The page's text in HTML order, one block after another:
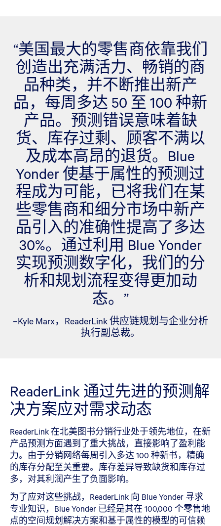
“美国最大的零售商依靠我们
创造出充满活力、畅销的商
品种类，并不断推出新产
品，每周多达 50 至 100 种新
产品。预测错误意味着缺
货、库存过剩、顾客不满以
及成本高昂的退货。Blue
Yonder 使基于属性的预测过
程成为可能，已将我们在某
些零售商和细分市场中新产
品引入的准确性提高了多达
30%。通过利用 Blue Yonder
实现预测数字化，我们的分
析和规划流程变得更加动
态。”
–Kyle Marx，ReaderLink 供应链规划与企业分析
执行副总裁。
ReaderLink 通过先进的预测解
决方案应对需求动态
ReaderLink 在北美图书分销行业处于领先地位，在新
产品预测方面遇到了重大挑战，直接影响了盈利能
力。由于分销网络每周引入多达 100 种新书，精确
的库存分配至关重要。库存差异导致缺货和库存过
多，对其利润产生了负面影响。
为了应对这些挑战，ReaderLink 向 Blue Yonder 寻求
专业知识，Blue Yonder 已经是其在 100,000 个零售地
点的空间规划解决方案和基于属性的模型的可信赖